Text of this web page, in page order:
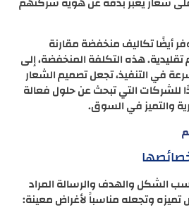
أيضًا تكاليف منخفضة مقارنة
هذه التكلفة المنخفضة، إلى
في التنفيذ، تجعل تصميم الشعار
للشركات التي تبحث عن حلول فعالة
والتميز في السوق.
الشكل والهدف والرسالة المراد
تميزه وتجعله مناسباً لأغراض معينة: